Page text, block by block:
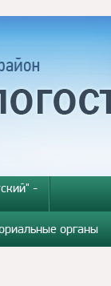
-
органы